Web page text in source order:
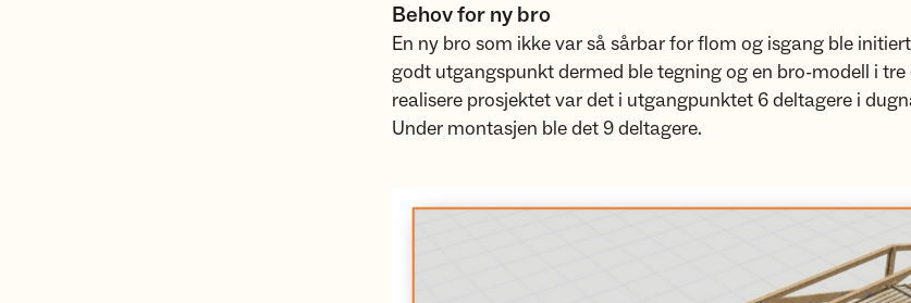
Behov for ny bro
En ny bro som ikke var så sårbar for flom og isgang ble
godt utgangspunkt dermed ble tegning og en bro-modell i tre
realisere prosjektet var det i utgangpunktet 6 deltagere i
Under montasjen ble det 9 deltagere.